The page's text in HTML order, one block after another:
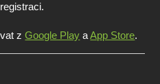
zGoogle Play aApp Store.